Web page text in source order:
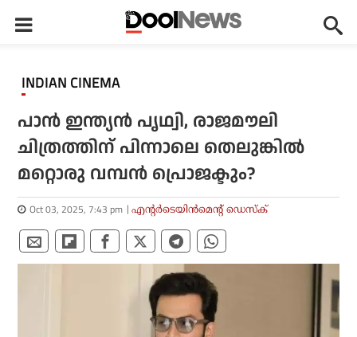
INDIAN CINEMA
പാന്‍ ഇന്ത്യന്‍ പൃഥ്വി, രാജമൗലി
ചിത്രത്തിന് പിന്നാലെ തെലുങ്കില്‍
മറ്റൊരു വമ്പന്‍ പ്രൊജക്ടും?
Oct 03, 2025, 7:43 pm എന്റര്‍ടെയിന്‍മെന്റ് ഡെസ്‌ക്